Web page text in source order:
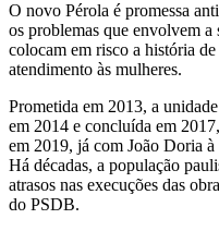
O novo Pérola é promessa
os problemas que envolvem a
colocam em risco a história
atendimento às mulheres.
Prometida em 2013, a
em 2014 e concluída em
em 2019, já com João Doria
Há décadas, a população
atrasos nas execuções das
do PSDB.